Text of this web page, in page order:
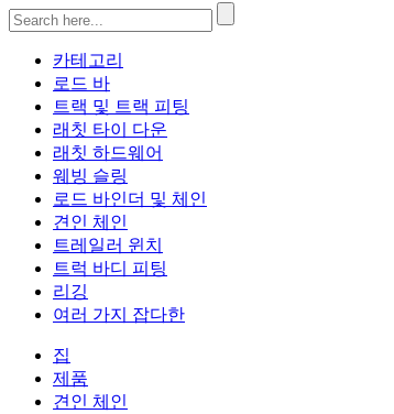
카테고리
로드 바
트랙 및 트랙 피팅
래칫 타이 다운
래칫 하드웨어
웨빙 슬링
로드 바인더 및 체인
견인 체인
트레일러 윈치
트럭 바디 피팅
리깅
여러 가지 잡다한
집
제품
견인 체인